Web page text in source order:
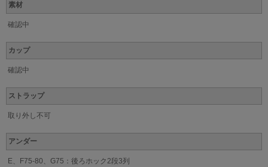
素材
確認中
カップ
確認中
ストラップ
取り外し不可
アンダー
E、F75-80、G75：後ろホック2段3列